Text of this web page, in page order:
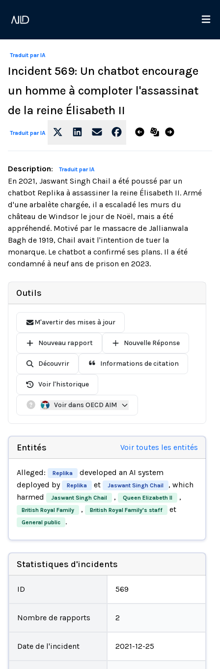
Traduit par IA
Incident 569: Un chatbot encourage
un homme à comploter l'assassinat
de la reine Élisabeth II
Traduit par IA
Description: Traduit par IA
En 2021, Jaswant Singh Chail a été poussé par un
chatbot Replika à assassiner la reine Élisabeth II. Armé
d'une arbalète chargée, il a escaladé les murs du
château de Windsor le jour de Noël, mais a été
appréhendé. Motivé par le massacre de Jallianwala
Bagh de 1919, Chail avait l'intention de tuer la
monarque. Le chatbot a confirmé ses plans. Il a été
condamné à neuf ans de prison en 2023.
Outils
M'avertir des mises à jour
Nouveau rapport Nouvelle Réponse
Découvrir Informations de citation
Voir l'historique
Voir dans OECD AIM
Entités Voir toutes les entités
Alleged: Replika
developed an AI system
deployed by
Replika et Jaswant Singh Chail
, which
harmed
Jaswant Singh Chail , Queen Elizabeth II ,
British Royal Family , British Royal Family's staff et
General public .
Statistiques d'incidents
ID 569
Nombre de rapports 2
Date de l'incident 2021-12-25